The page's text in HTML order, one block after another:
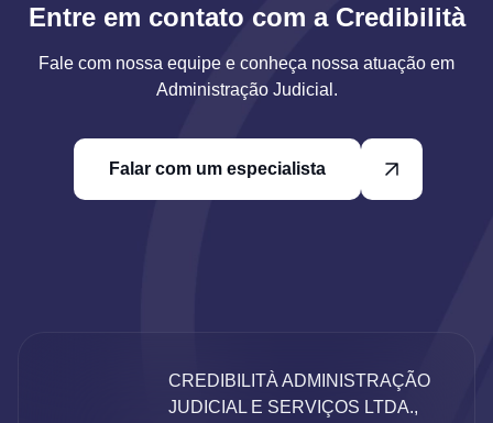
Entre em contato com a Credibilità
Fale com nossa equipe e conheça nossa atuação em
Administração Judicial.
Falar com um especialista
CREDIBILITÀ ADMINISTRAÇÃO
JUDICIAL E SERVIÇOS LTDA.,